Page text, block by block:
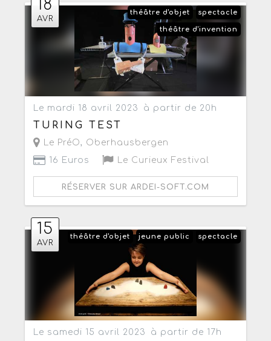
18
AVR
spectacle
théâtre d'objet
théâtre d'invention
Le mardi 18 avril 2023 à partir de 20h
TURING TEST
Le PréO, Oberhausbergen
16 Euros
Le Curieux Festival
RÉSERVER SUR ARDEI-SOFT.COM
15
AVR
spectacle
jeune public
théâtre d'objet
Le samedi 15 avril 2023 à partir de 17h